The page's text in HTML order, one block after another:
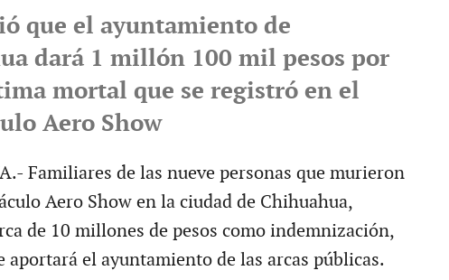
que el ayuntamiento de
dará 1 millón 100 mil pesos por
mortal que se registró en el
Aero Show
Familiares de las nueve personas que murieron
Aero Show en la ciudad de Chihuahua,
de 10 millones de pesos como indemnización,
aportará el ayuntamiento de las arcas públicas.